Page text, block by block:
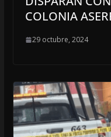
COLONIA
29 octubre, 2024